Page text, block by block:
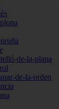
de-la-plana
de-la-orden